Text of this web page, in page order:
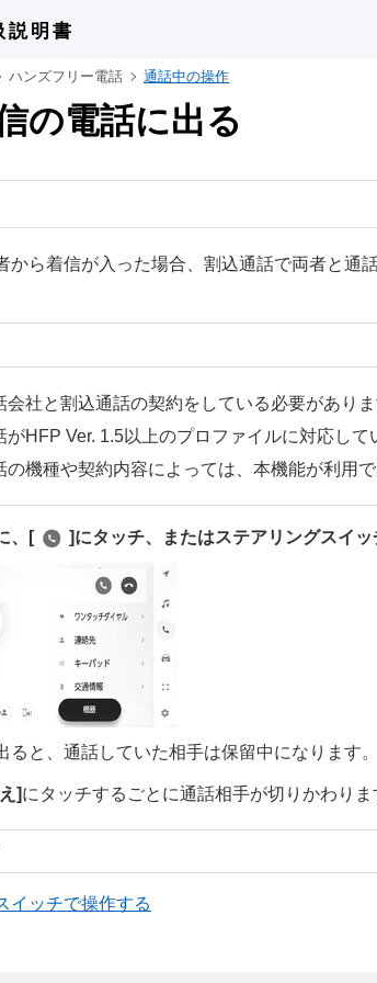
説明書
ハンズフリー電話 通話中の操作
の電話に出る
から着信が入った場合、割込通話で両者と通
会社と割込通話の契約をしている必要がありま
がHFP Ver. 1.5以上のプロファイルに対応して
の機種や契約内容によっては、本機能が利用で
[‍ ‍]にタッチ、またはステアリングスイッ
ると、通話していた相手は保留中になります。
‍]にタッチするごとに通話相手が切りかわりま
イッチで操作する